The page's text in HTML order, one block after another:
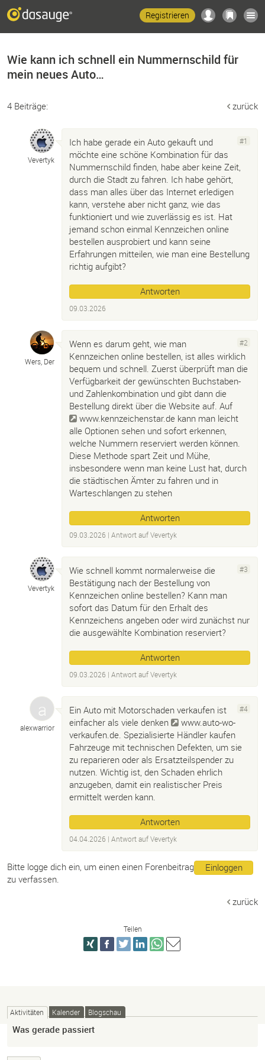
Registrieren
Wie kann ich schnell ein Nummernschild für
mein neues Auto…
4 Beiträge: zurück
Vevertyk
#1
Ich habe gerade ein Auto gekauft und
möchte eine schöne Kombination für das
Nummernschild finden, habe aber keine Zeit,
durch die Stadt zu fahren. Ich habe gehört,
dass man alles über das Internet erledigen
kann, verstehe aber nicht ganz, wie das
funktioniert und wie zuverlässig es ist. Hat
jemand schon einmal Kennzeichen online
bestellen ausprobiert und kann seine
Erfahrungen mitteilen, wie man eine Bestellung
richtig aufgibt?
Antworten
09.03.2026
Wers, Der
#2
Wenn es darum geht, wie man
Kennzeichen online bestellen, ist alles wirklich
bequem und schnell. Zuerst überprüft man die
Verfügbarkeit der gewünschten Buchstaben-
und Zahlenkombination und gibt dann die
Bestellung direkt über die Website auf. Auf
www.kennzeichenstar.de kann man leicht
alle Optionen sehen und sofort erkennen,
welche Nummern reserviert werden können.
Diese Methode spart Zeit und Mühe,
insbesondere wenn man keine Lust hat, durch
die städtischen Ämter zu fahren und in
Warteschlangen zu stehen
Antworten
09.03.2026 | Antwort aufVevertyk
Vevertyk
#3
Wie schnell kommt normalerweise die
Bestätigung nach der Bestellung von
Kennzeichen online bestellen? Kann man
sofort das Datum für den Erhalt des
Kennzeichens angeben oder wird zunächst nur
die ausgewählte Kombination reserviert?
Antworten
09.03.2026 | Antwort aufVevertyk
alexwarrior
#4
Ein Auto mit Motorschaden verkaufen ist
einfacher als viele denken
www.auto-wo-
verkaufen.de. Spezialisierte Händler kaufen
Fahrzeuge mit technischen Defekten, um sie
zu reparieren oder als Ersatzteilspender zu
nutzen. Wichtig ist, den Schaden ehrlich
anzugeben, damit ein realistischer Preis
ermittelt werden kann.
Antworten
04.04.2026 | Antwort aufVevertyk
Einloggen
Bitte logge dich ein, um einen einen Forenbeitrag
zu verfassen.
zurück
Teilen
Aktivitäten Kalender Blogschau
Was gerade passiert